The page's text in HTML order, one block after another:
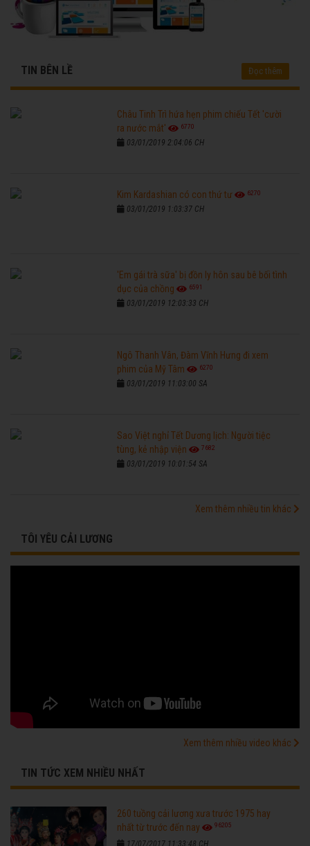
TIN BÊN LỀ Đọc thêm
Châu Tinh Trì hứa hẹn phim chiếu Tết 'cười
ra nước mắt'
6770
03/01/2019 2:04:06 CH
Kim Kardashian có con thứ tư 6270
03/01/2019 1:03:37 CH
'Em gái trà sữa' bị đồn ly hôn sau bê bối tình
dục của chồng
6591
03/01/2019 12:03:33 CH
Ngô Thanh Vân, Đàm Vĩnh Hưng đi xem
phim của Mỹ Tâm
6270
03/01/2019 11:03:00 SA
Sao Việt nghỉ Tết Dương lịch: Người tiệc
tùng, kẻ nhập viện
7682
03/01/2019 10:01:54 SA
Xem thêm nhiều tin khác
TÔI YÊU CẢI LƯƠNG
Xem thêm nhiều video khác
TIN TỨC XEM NHIỀU NHẤT
260 tuồng cải lương xưa trước 1975 hay
nhất từ trước đến nay
96205
17/07/2017 11:33:48 CH